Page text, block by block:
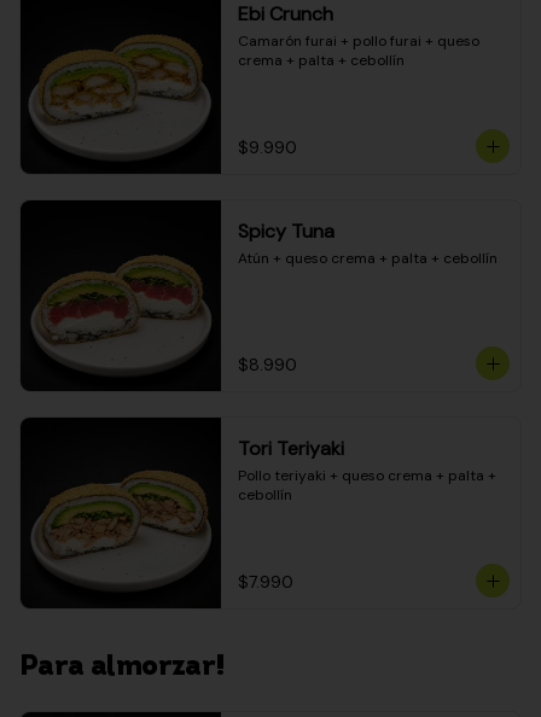
Ebi Crunch
Camarón furai + pollo furai + queso
crema + palta + cebollín
$9.990
Spicy Tuna
Atún + queso crema + palta + cebollín
$8.990
Tori Teriyaki
Pollo teriyaki + queso crema + palta +
cebollín
$7.990
Para almorzar!